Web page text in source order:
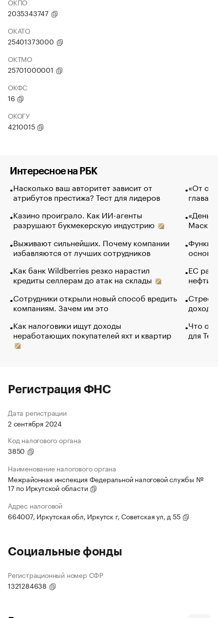
2035343747
ОКАТО
25401373000
ОКТМО
25701000001
ОКФС
16
ОКОГУ
4210015
Интересное на РБК
Насколько ваш авторитет зависит от
атрибутов престижа? Тест для лидеров
Казино проиграло. Как ИИ-агенты
разрушают букмекерскую индустрию
Выживают сильнейших. Почему компании
избавляются от лучших сотрудников
Как банк Wildberries резко нарастил
кредиты селлерам до атак на склады
Сотрудники открыли новый способ вредить
компаниям. Зачем им это
Как налоговики ищут доходы
неработающих покупателей яхт и квартир
«От
глава
Маск в
основ
ЕС
нефти
Что
для
Регистрация ФНС
Дата регистрации
2 сентября 2024
Код налогового органа
3850
Наименование налогового органа
Межрайонная инспекция Федеральной налоговой службы №
17 по Иркутской области
Адрес налоговой
664007, Иркутская обл, Иркутск г, Советская ул, д 55
Социальные фонды
Регистрационный номер СФР
1321284638